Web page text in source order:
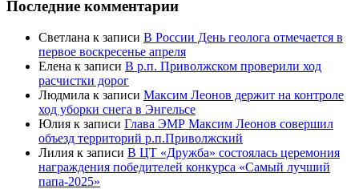
Последние комментарии
Светлана к записи В России День геолога отмечается в
первое воскресенье апреля
Елена к записи В р.п. Приволжском проверили ход
расчистки дорог
Людмила к записи Максим Леонов держит на контроле
ход уборки снега в Энгельсе
Юлия к записи Глава ЭМР Максим Леонов совершил
объезд территорий р.п.Приволжский
Лилия к записи В ЦТ «Дружба» состоялась церемония
награждения победителей конкурса «Самый лучший
папа-2025»